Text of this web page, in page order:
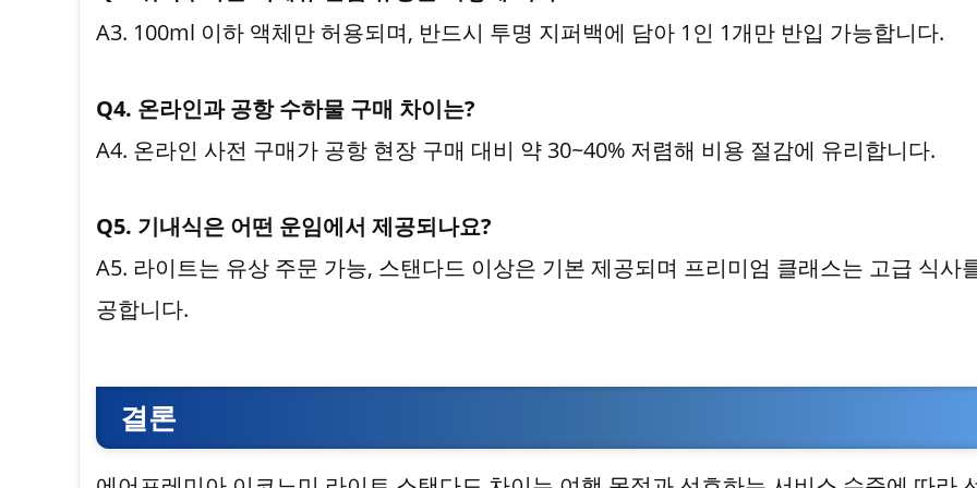
A3. 100ml 이하 액체만 허용되며, 반드시 투명 지퍼백에 담아 1인 1개만 반입 가능합니다.
Q4. 온라인과 공항 수하물 구매 차이는?
A4. 온라인 사전 구매가 공항 현장 구매 대비 약 30~40% 저렴해 비용 절감에 유리합니다.
Q5. 기내식은 어떤 운임에서 제공되나요?
A5. 라이트는 유상 주문 가능, 스탠다드 이상은 기본 제공되며 프리미엄 클래스는 고급 식사
공합니다.
결론